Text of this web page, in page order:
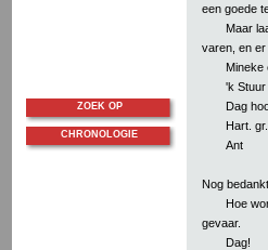
een goede
Maar
varen, en er
Mineke
'k Stuur
Dag
Hart. gr.
Ant
Nog
Hoe
gevaar.
Dag!
ZOEK OP
CHRONOLOGIE